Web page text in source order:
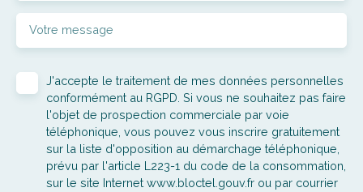
Votre message
J'accepte le traitement de mes données personnelles
conformément au RGPD. Si vous ne souhaitez pas faire
l'objet de prospection commerciale par voie
téléphonique, vous pouvez vous inscrire gratuitement
sur la liste d'opposition au démarchage téléphonique,
prévu par l'article L223-1 du code de la consommation,
sur le site Internet www.bloctel.gouv.fr ou par courrier